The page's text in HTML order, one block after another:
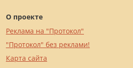
О проекте
Реклама на "Протокол"
"Протокол" без реклами!
Карта сайта